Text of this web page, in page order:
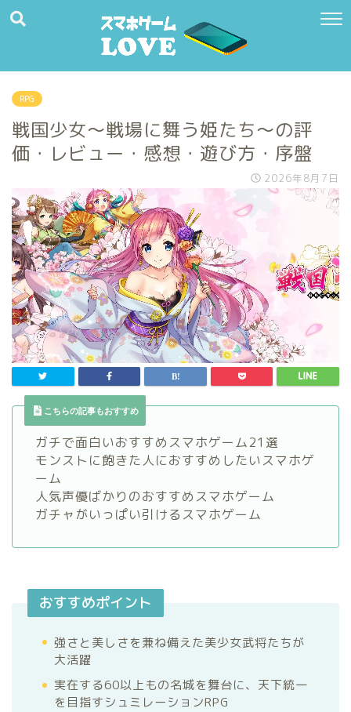
RPG
戦国少女～戦場に舞う姫たち～の評
価・レビュー・感想・遊び方・序盤
2026年8月7日
こちらの記事もおすすめ
ガチで面白いおすすめスマホゲーム21選
モンストに飽きた人におすすめしたいスマホゲ
ーム
人気声優ばかりのおすすめスマホゲーム
ガチャがいっぱい引けるスマホゲーム
おすすめポイント
強さと美しさを兼ね備えた美少女武将たちが
大活躍
実在する60以上もの名城を舞台に、天下統一
を目指すシュミレーションRPG